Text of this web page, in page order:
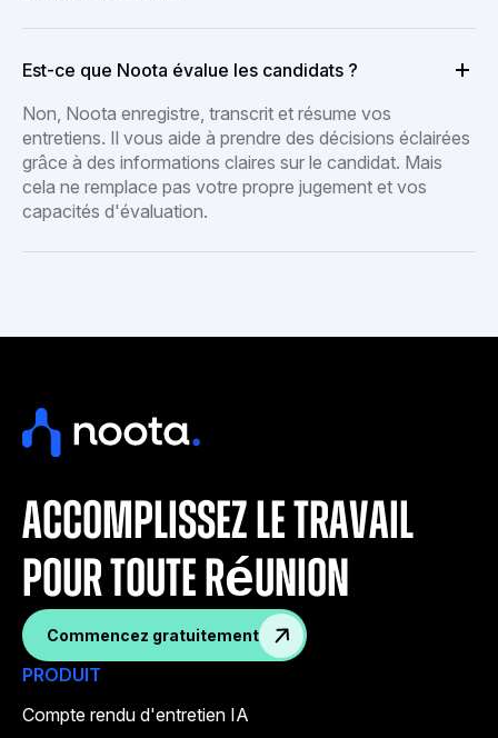
Est-ce que Noota évalue les candidats ?
Non, Noota enregistre, transcrit et résume vos
entretiens. Il vous aide à prendre des décisions éclairées
grâce à des informations claires sur le candidat. Mais
cela ne remplace pas votre propre jugement et vos
capacités d'évaluation.
accomplissez le travail
pour toute réunion
Commencez gratuitement
PRODUIT
Compte rendu d'entretien IA